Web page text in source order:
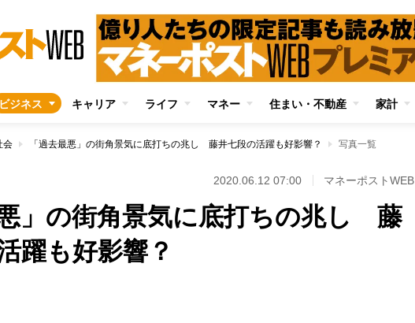
ビジネス キャリア ライフ マネー 住まい・不動産 家計
会 「過去最悪」の街角景気に底打ちの兆し 藤井七段の活躍も好影響？ 写真一覧
2020.06.12 07:00 マネーポストWEB
悪」の街角景気に底打ちの兆し 藤
躍も好影響？